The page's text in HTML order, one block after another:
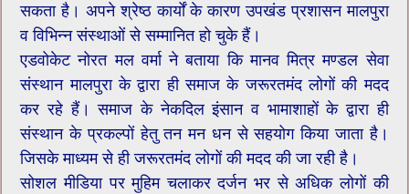
सकता है। अपने श्रेष्ठ कार्यों के कारण उपखंड प्रशासन मालपुरा
व विभिन्न संस्थाओं से सम्मानित हो चुके हैं।
एडवोकेट नोरत मल वर्मा ने बताया कि मानव मित्र मण्डल सेवा
संस्थान मालपुरा के द्वारा ही समाज के जरूरतमंद लोगों की मदद
कर रहे हैं। समाज के नेकदिल इंसान व‌ भामाशाहों के द्वारा ही
संस्थान के प्रकल्पों हेतु तन मन धन से सहयोग किया जाता है।
जिसके माध्यम से ही जरूरतमंद लोगों की मदद की जा रही है।
सोशल मीडिया पर मुहिम चलाकर दर्जन भर से अधिक लोगों की